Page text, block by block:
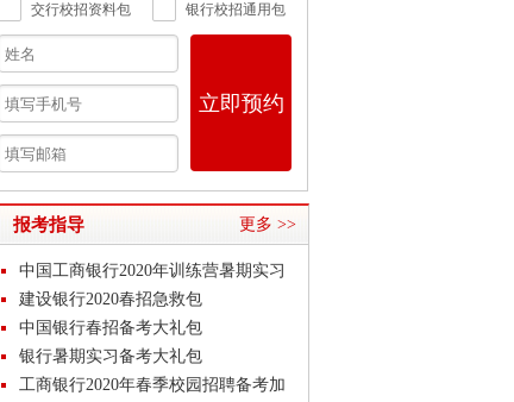
交行校招资料包
银行校招通用包
报考指导 更多 >>
中国工商银行2020年训练营暑期实习
生招聘
建设银行2020春招急救包
中国银行春招备考大礼包
银行暑期实习备考大礼包
工商银行2020年春季校园招聘备考加